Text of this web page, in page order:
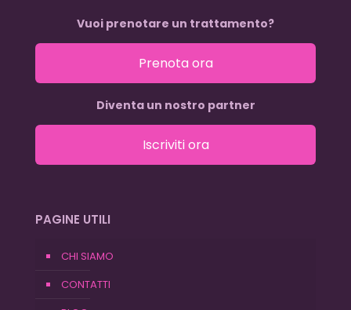
Vuoi prenotare un trattamento?
Prenota ora
Diventa un nostro partner
Iscriviti ora
PAGINE UTILI
CHI SIAMO
CONTATTI